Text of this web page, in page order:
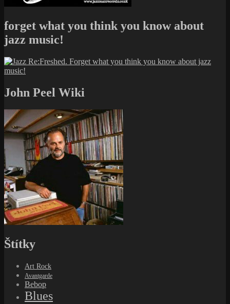
forget what you think you know about
jazz music!
John Peel Wiki
Štítky
Art Rock
Avantgarde
Bebop
Blues